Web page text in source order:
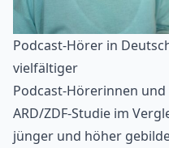
Podcast-Hörer in
vielfältiger
Podcast-Hörerinnen
ARD/ZDF-Studie im
jünger und höher